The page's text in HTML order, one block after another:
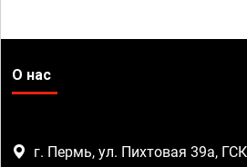
О нас
г. Пермь, ул. Пихтовая 39а,